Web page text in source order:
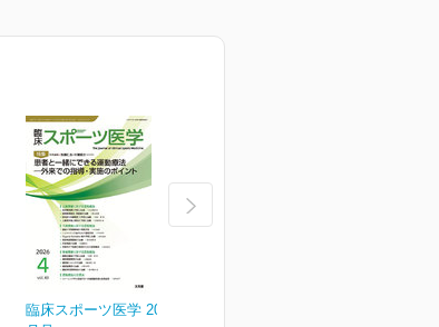
臨床スポーツ医学 2026年4